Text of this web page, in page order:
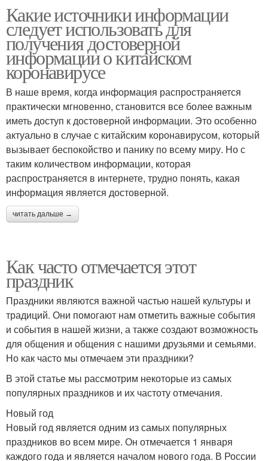
Какие источники информации
следует использовать для
получения достоверной
информации о китайском
коронавирусе
В наше время, когда информация распространяется
практически мгновенно, становится все более важным
иметь доступ к достоверной информации. Это особенно
актуально в случае с китайским коронавирусом, который
вызывает беспокойство и панику по всему миру. Но с
таким количеством информации, которая
распространяется в интернете, трудно понять, какая
информация является достоверной.
читать дальше →
Как часто отмечается этот
праздник
Праздники являются важной частью нашей культуры и
традиций. Они помогают нам отметить важные события
и события в нашей жизни, а также создают возможность
для общения и общения с нашими друзьями и семьями.
Но как часто мы отмечаем эти праздники?
В этой статье мы рассмотрим некоторые из самых
популярных праздников и их частоту отмечания.
Новый год
Новый год является одним из самых популярных
праздников во всем мире. Он отмечается 1 января
каждого года и является началом нового года. В России